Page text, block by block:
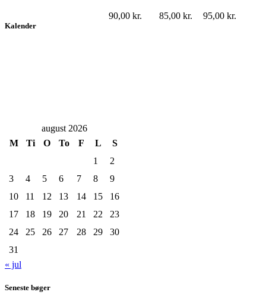
95,00 kr.
85,00 kr.
90,00 kr.
Kalender
august 2026
M
Ti O To F L
S
1
2
3
4 5 6 7 8
9
10
11 12 13 14 15
16
17
18 19 20 21 22
23
24
25 26 27 28 29
30
31
« jul
Seneste bøger